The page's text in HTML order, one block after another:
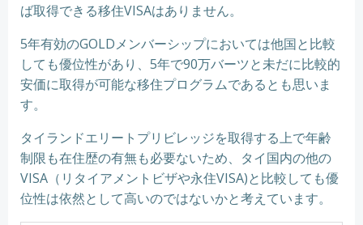
ば取得できる移住VISAはありません。
5年有効のGOLDメンバーシップにおいては他国と比較
しても優位性があり、5年で90万バーツと未だに比較的
安価に取得が可能な移住プログラムであるとも思いま
す。
タイランドエリートプリビレッジを取得する上で年齢
制限も在住歴の有無も必要ないため、タイ国内の他の
VISA（リタイアメントビザや永住VISA)と比較しても優
位性は依然として高いのではないかと考えています。